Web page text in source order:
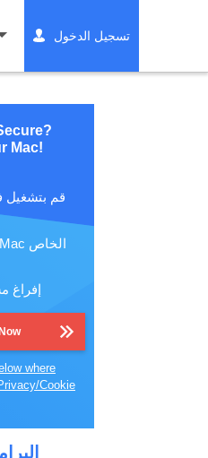
تسجيل الدخول
Mac!
قم بتشغيل
إفراغ
where
Cookie